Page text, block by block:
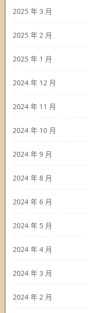
2025 年 3 月
2025 年 2 月
2025 年 1 月
2024 年 12 月
2024 年 11 月
2024 年 10 月
2024 年 9 月
2024 年 8 月
2024 年 6 月
2024 年 5 月
2024 年 4 月
2024 年 3 月
2024 年 2 月